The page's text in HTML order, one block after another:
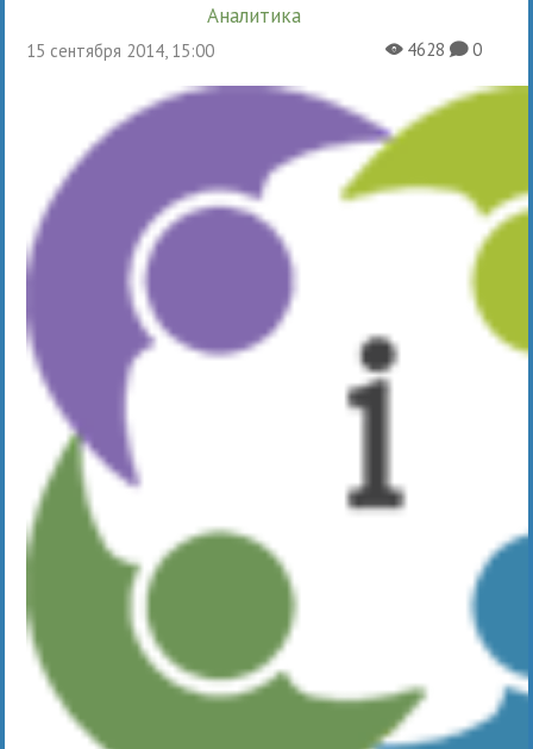
Аналитика
15 сентября 2014, 15:00 X4628K0